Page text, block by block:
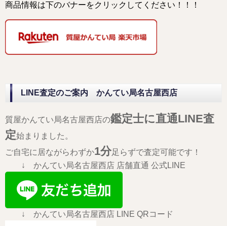
商品情報は下のバナーをクリックしてください！！！
LINE査定のご案内 かんてい局名古屋西店
質屋かんてい局名古屋西店の鑑定士に直通LINE査
定始まりました。
ご自宅に居ながらわずか1分足らずで査定可能です！
↓ かんてい局名古屋西店 店舗直通 公式LINE
↓ かんてい局名古屋西店 LINE QRコード